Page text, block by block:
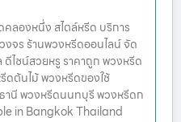
ลองหนึ่ง สไตล์หรีด บริการ
จร ร้านพวงหรีดออนไลน์ จัด
ไซน์สวยหรู ราคาถูก พวงหรีด
ต้นไม้ พวงหรีดของใช้
านี พวงหรีดนนทบุรี พวงหรีดก
in Bangkok Thailand